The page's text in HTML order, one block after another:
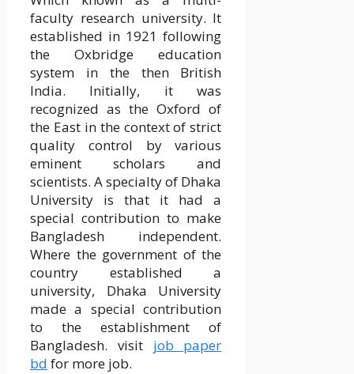
faculty research university. It
established in 1921 following
the Oxbridge education
system in the then British
India. Initially, it was
recognized as the Oxford of
the East in the context of strict
quality control by various
eminent scholars and
scientists. A specialty of Dhaka
University is that it had a
special contribution to make
Bangladesh independent.
Where the government of the
country established a
university, Dhaka University
made a special contribution
to the establishment of
Bangladesh. visit job paper
bd for more job.